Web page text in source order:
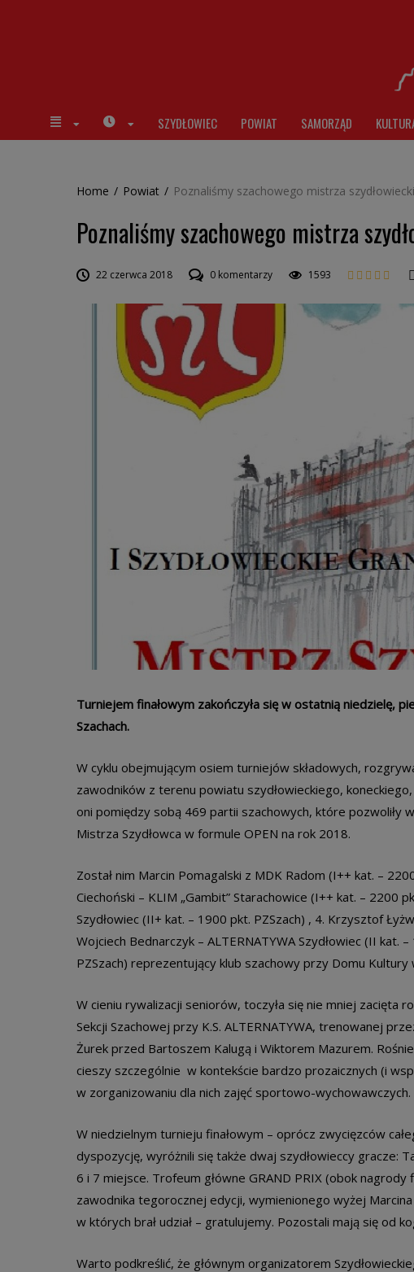
SZYDŁOWIEC POWIAT SAMORZĄD
Home / Powiat / Poznaliśmy szachowego mistrza
Poznaliśmy szachowego mistrza
22 czerwca 2018 0 komentarzy 1593
Turniejem finałowym zakończyła się w ostatnią niedzielę,
Szachach.
W cyklu obejmującym osiem turniejów składowych,
zawodników z terenu powiatu szydłowieckiego,
oni pomiędzy sobą 469 partii szachowych, które pozwoliły
Mistrza Szydłowca w formule OPEN na rok 2018.
Został nim Marcin Pomagalski z MDK Radom (I++ kat. –
Ciechoński – KLIM „Gambit” Starachowice (I++ kat. – 2200
Szydłowiec (II+ kat. – 1900 pkt. PZSzach) , 4. Krzysztof
Wojciech Bednarczyk – ALTERNATYWA Szydłowiec (II kat.
PZSzach) reprezentujący klub szachowy przy Domu Kultury
W cieniu rywalizacji seniorów, toczyła się nie mniej zacięta
Sekcji Szachowej przy K.S. ALTERNATYWA, trenowanej
Żurek przed Bartoszem Kalugą i Wiktorem Mazurem.
cieszy szczególnie w kontekście bardzo prozaicznych (i
w zorganizowaniu dla nich zajęć sportowo-wychowawczych.
W niedzielnym turnieju finałowym – oprócz zwycięzców
dyspozycję, wyróżnili się także dwaj szydłowieccy gracze:
6 i 7 miejsce. Trofeum główne GRAND PRIX (obok
zawodnika tegorocznej edycji, wymienionego wyżej
w których brał udział – gratulujemy. Pozostali mają się od
Warto podkreślić, że głównym organizatorem